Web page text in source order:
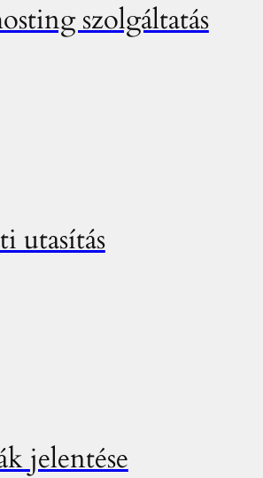
szolgáltatás
utasítás
jelentése